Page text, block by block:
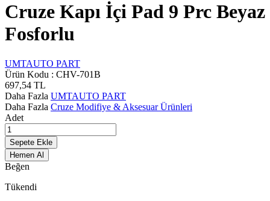
Cruze Kapı İçi Pad 9 Prc Beyaz
Fosforlu
UMTAUTO PART
Ürün Kodu : CHV-701B
697,54 TL
Daha Fazla UMTAUTO PART
Daha Fazla Cruze Modifiye & Aksesuar Ürünleri
Adet
Sepete Ekle
Hemen Al
Beğen
Tükendi